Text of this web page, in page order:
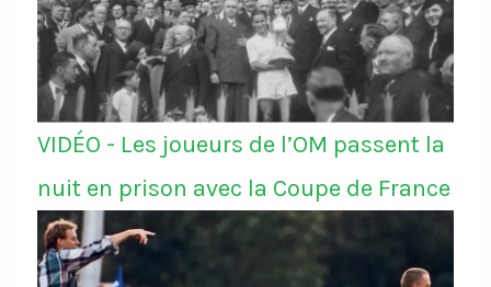
VIDÉO - Les joueurs de l’OM passent la
nuit en prison avec la Coupe de France